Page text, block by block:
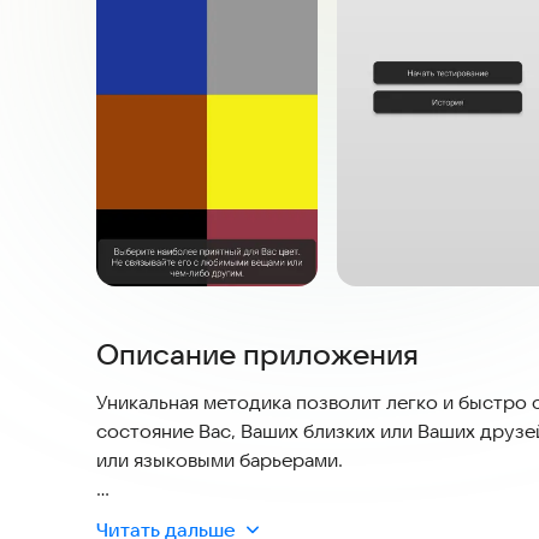
Описание приложения
Уникальная методика позволит легко и
состояние Вас, Ваших близких или Ваших
или языковыми барьерами.
Суть методики в разнице между объективным
Читать дальше